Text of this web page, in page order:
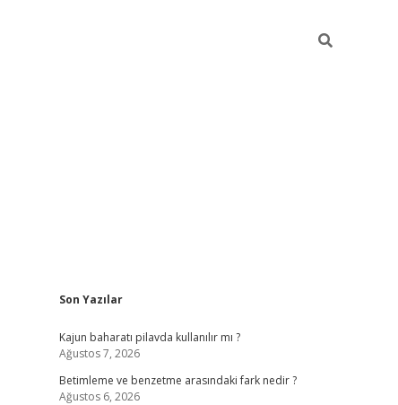
Sidebar
Son Yazılar
Kajun baharatı pilavda kullanılır mı ?
Ağustos 7, 2026
Betimleme ve benzetme arasındaki fark nedir ?
Ağustos 6, 2026